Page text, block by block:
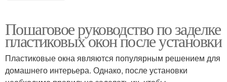
Пошаговое руководство по заделке
пластиковых окон после установки
Пластиковые окна являются популярным решением для
домашнего интерьера. Однако, после установки